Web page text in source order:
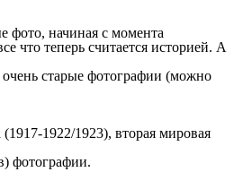
фото, начиная c момента
что теперь считается историей. А
старые фотографии (можно
1922/1923), вторая мировая
фотографии.